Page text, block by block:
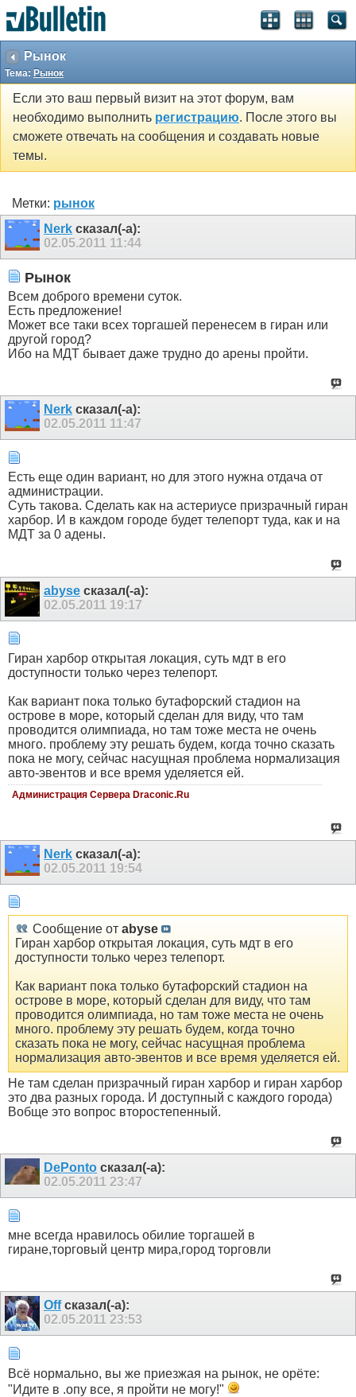
Рынок
Тема: Рынок
Если это ваш первый визит на этот форум, вам
необходимо выполнить регистрацию. После этого вы
сможете отвечать на сообщения и создавать новые
темы.
Метки: рынок
Nerk сказал(-а):
02.05.2011 11:44
Рынок
Всем доброго времени суток.
Есть предложение!
Может все таки всех торгашей перенесем в гиран или
другой город?
Ибо на МДТ бывает даже трудно до арены пройти.
Nerk сказал(-а):
02.05.2011 11:47
Есть еще один вариант, но для этого нужна отдача от
администрации.
Суть такова. Сделать как на астериусе призрачный гиран
харбор. И в каждом городе будет телепорт туда, как и на
МДТ за 0 адены.
abyse сказал(-а):
02.05.2011 19:17
Гиран харбор открытая локация, суть мдт в его
доступности только через телепорт.
Как вариант пока только бутафорский стадион на
острове в море, который сделан для виду, что там
проводится олимпиада, но там тоже места не очень
много. проблему эту решать будем, когда точно сказать
пока не могу, сейчас насущная проблема нормализация
авто-эвентов и все время уделяется ей.
Администрация Сервера Draconic.Ru
Nerk сказал(-а):
02.05.2011 19:54
Сообщение от abyse
Гиран харбор открытая локация, суть мдт в его
доступности только через телепорт.
Как вариант пока только бутафорский стадион на
острове в море, который сделан для виду, что там
проводится олимпиада, но там тоже места не очень
много. проблему эту решать будем, когда точно
сказать пока не могу, сейчас насущная проблема
нормализация авто-эвентов и все время уделяется ей.
Не там сделан призрачный гиран харбор и гиран харбор
это два разных города. И доступный с каждого города)
Вобще это вопрос второстепенный.
DePonto сказал(-а):
02.05.2011 23:47
мне всегда нравилось обилие торгашей в
гиране,торговый центр мира,город торговли
Offсказал(-а):
02.05.2011 23:53
Всё нормально, вы же приезжая на рынок, не орёте:
"Идите в .опу все, я пройти не могу!"